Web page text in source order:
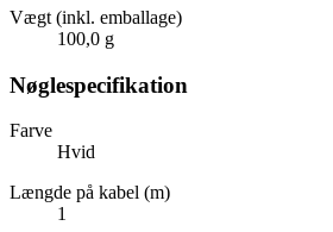
Vægt (inkl. emballage)
100,0 g
Nøglespecifikation
Farve
Hvid
Længde på kabel (m)
1